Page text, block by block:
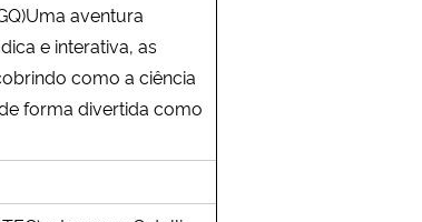
aventura
e interativa, as
como a ciência
forma divertida como